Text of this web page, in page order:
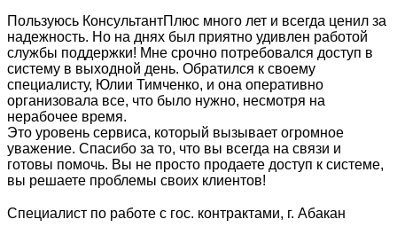
Пользуюсь КонсультантПлюс много лет и всегда ценил за
надежность. Но на днях был приятно удивлен работой
службы поддержки! Мне срочно потребовался доступ в
систему в выходной день. Обратился к своему
специалисту, Юлии Тимченко, и она оперативно
организовала все, что было нужно, несмотря на
нерабочее время.
Это уровень сервиса, который вызывает огромное
уважение. Спасибо за то, что вы всегда на связи и
готовы помочь. Вы не просто продаете доступ к системе,
вы решаете проблемы своих клиентов!
Специалист по работе с гос. контрактами, г. Абакан